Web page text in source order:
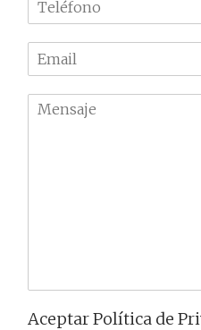
r
e
l
f
m
a
M
Aceptar Política de